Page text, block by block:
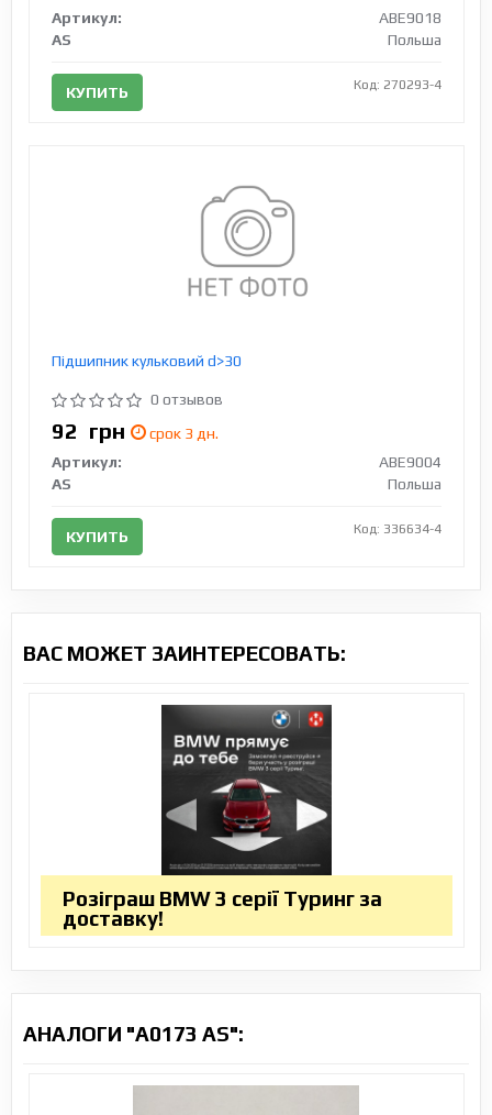
Артикул:
ABE9018
AS
Польша
КУПИТЬ Код: 270293-4
Підшипник кульковий d>30
0 отзывов
92 грн
срок 3 дн.
Артикул:
ABE9004
AS
Польша
КУПИТЬ Код: 336634-4
ВАС МОЖЕТ ЗАИНТЕРЕСОВАТЬ:
Розіграш BMW 3 серії Туринг за
доставку!
АНАЛОГИ "A0173 AS":